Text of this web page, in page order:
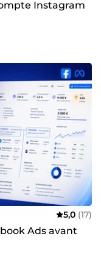
Instagram
5,0 (17)
Ads avant